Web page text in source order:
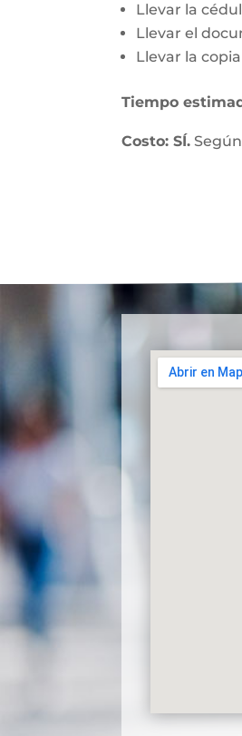
Llevar la
Llevar el
Llevar la
Tiempo
Costo: SÍ.